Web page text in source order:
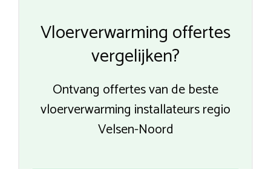
Vloerverwarming offertes
vergelijken?
Ontvang offertes van de beste
vloerverwarming installateurs regio
Velsen-Noord